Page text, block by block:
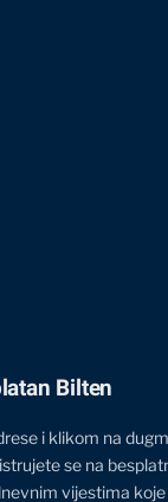
Bilten
i klikom na
se na
vijestima